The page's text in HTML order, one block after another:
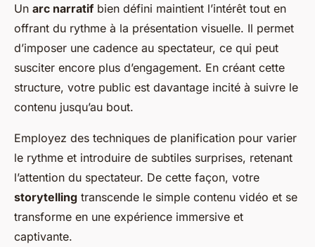
Un arc narratifbien défini maintient l’intérêt tout en
offrant du rythme à la présentation visuelle. Il permet
d’imposer une cadence au spectateur, ce qui peut
susciter encore plus d’engagement. En créant cette
structure, votre public est davantage incité à suivre le
contenu jusqu’au bout.
Employez des techniques de planification pour varier
le rythme et introduire de subtiles surprises, retenant
l’attention du spectateur. De cette façon, votre
storytelling transcende le simple contenu vidéo et se
transforme en une expérience immersive et
captivante.